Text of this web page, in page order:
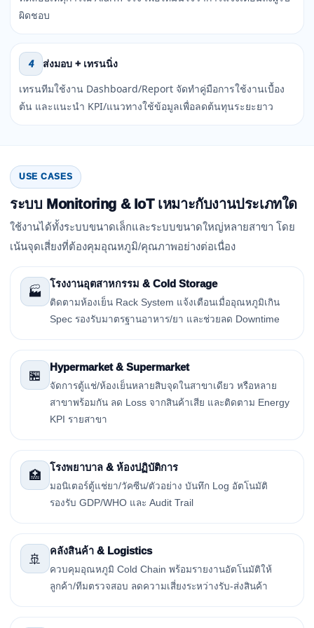
ผิดชอบ
4 ส่งมอบ + เทรนนิ่ง
เทรนทีมใช้งาน Dashboard/Report จัดทำคู่มือการใช้งานเบื้อง
ต้น และแนะนำ KPI/แนวทางใช้ข้อมูลเพื่อลดต้นทุนระยะยาว
USE CASES
ระบบ Monitoring & IoT เหมาะกับงานประเภทใด
ใช้งานได้ทั้งระบบขนาดเล็กและระบบขนาดใหญ่หลายสาขา โดย
เน้นจุดเสี่ยงที่ต้องคุมอุณหภูมิ/คุณภาพอย่างต่อเนื่อง
🏭 โรงงานอุตสาหกรรม & Cold Storage
ติดตามห้องเย็น Rack System แจ้งเตือนเมื่ออุณหภูมิเกิน
Spec รองรับมาตรฐานอาหาร/ยา และช่วยลด Downtime
🏪 Hypermarket & Supermarket
จัดการตู้แช่/ห้องเย็นหลายสิบจุดในสาขาเดียว หรือหลาย
สาขาพร้อมกัน ลด Loss จากสินค้าเสีย และติดตาม Energy
KPI รายสาขา
🏥 โรงพยาบาล & ห้องปฏิบัติการ
มอนิเตอร์ตู้แช่ยา/วัคซีน/ตัวอย่าง บันทึก Log อัตโนมัติ
รองรับ GDP/WHO และ Audit Trail
🚢 คลังสินค้า & Logistics
ควบคุมอุณหภูมิ Cold Chain พร้อมรายงานอัตโนมัติให้
ลูกค้า/ทีมตรวจสอบ ลดความเสี่ยงระหว่างรับ-ส่งสินค้า